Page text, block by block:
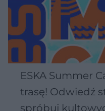
ESKA Summer
trasę! Odwiedź
spróbuj